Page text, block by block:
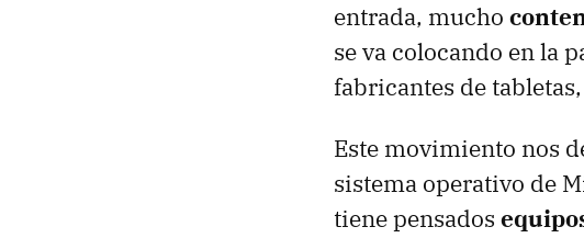
entrada, mucho
se va colocando en la
fabricantes de
Este movimiento nos
sistema operativo de
tiene pensados